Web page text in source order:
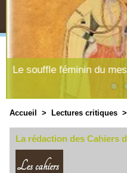
Le souffle féminin du
Accueil > Lectures critiques >
La rédaction des Cahiers